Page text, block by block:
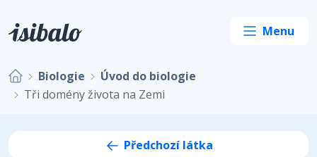
Biologie
Úvod do biologie
Tři domény života na Zemi
Předchozí látka